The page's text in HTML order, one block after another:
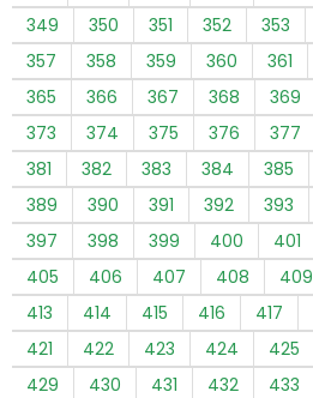
349
350 351 352 353
357
358 359 360 361
365
366 367 368 369
373
374 375 376 377
381
382 383 384 385
389
390 391 392 393
397
398 399 400 401
405
406 407 408 409
413
414 415 416 417
421
422 423 424 425
429
430 431 432 433